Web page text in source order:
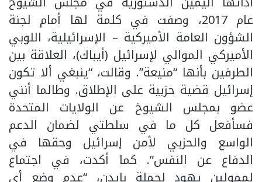
عام 2017، وصفت في كلمة لها أمام لجنة
الشؤون العامة الأميركية – الإسرائيلية، اللوبي
الأميركي الموالي لإسرائيل (أيباك)، العلاقة بين
الطرفين بأنها “منيعة”. وقالت، “ينبغي ألا تكون
إسرائيل قضية حزبية على الإطلاق. وطالما أنني
عضو بمجلس الشيوخ عن الولايات المتحدة
فسأفعل كل ما في سلطتي لضمان الدعم
الواسع والحزبي لأمن إسرائيل وحقها في
الدفاع عن النفس”. كما أكدت، في اجتماع
لممولين يهود لحملة بايدن، “عدم وضع أي